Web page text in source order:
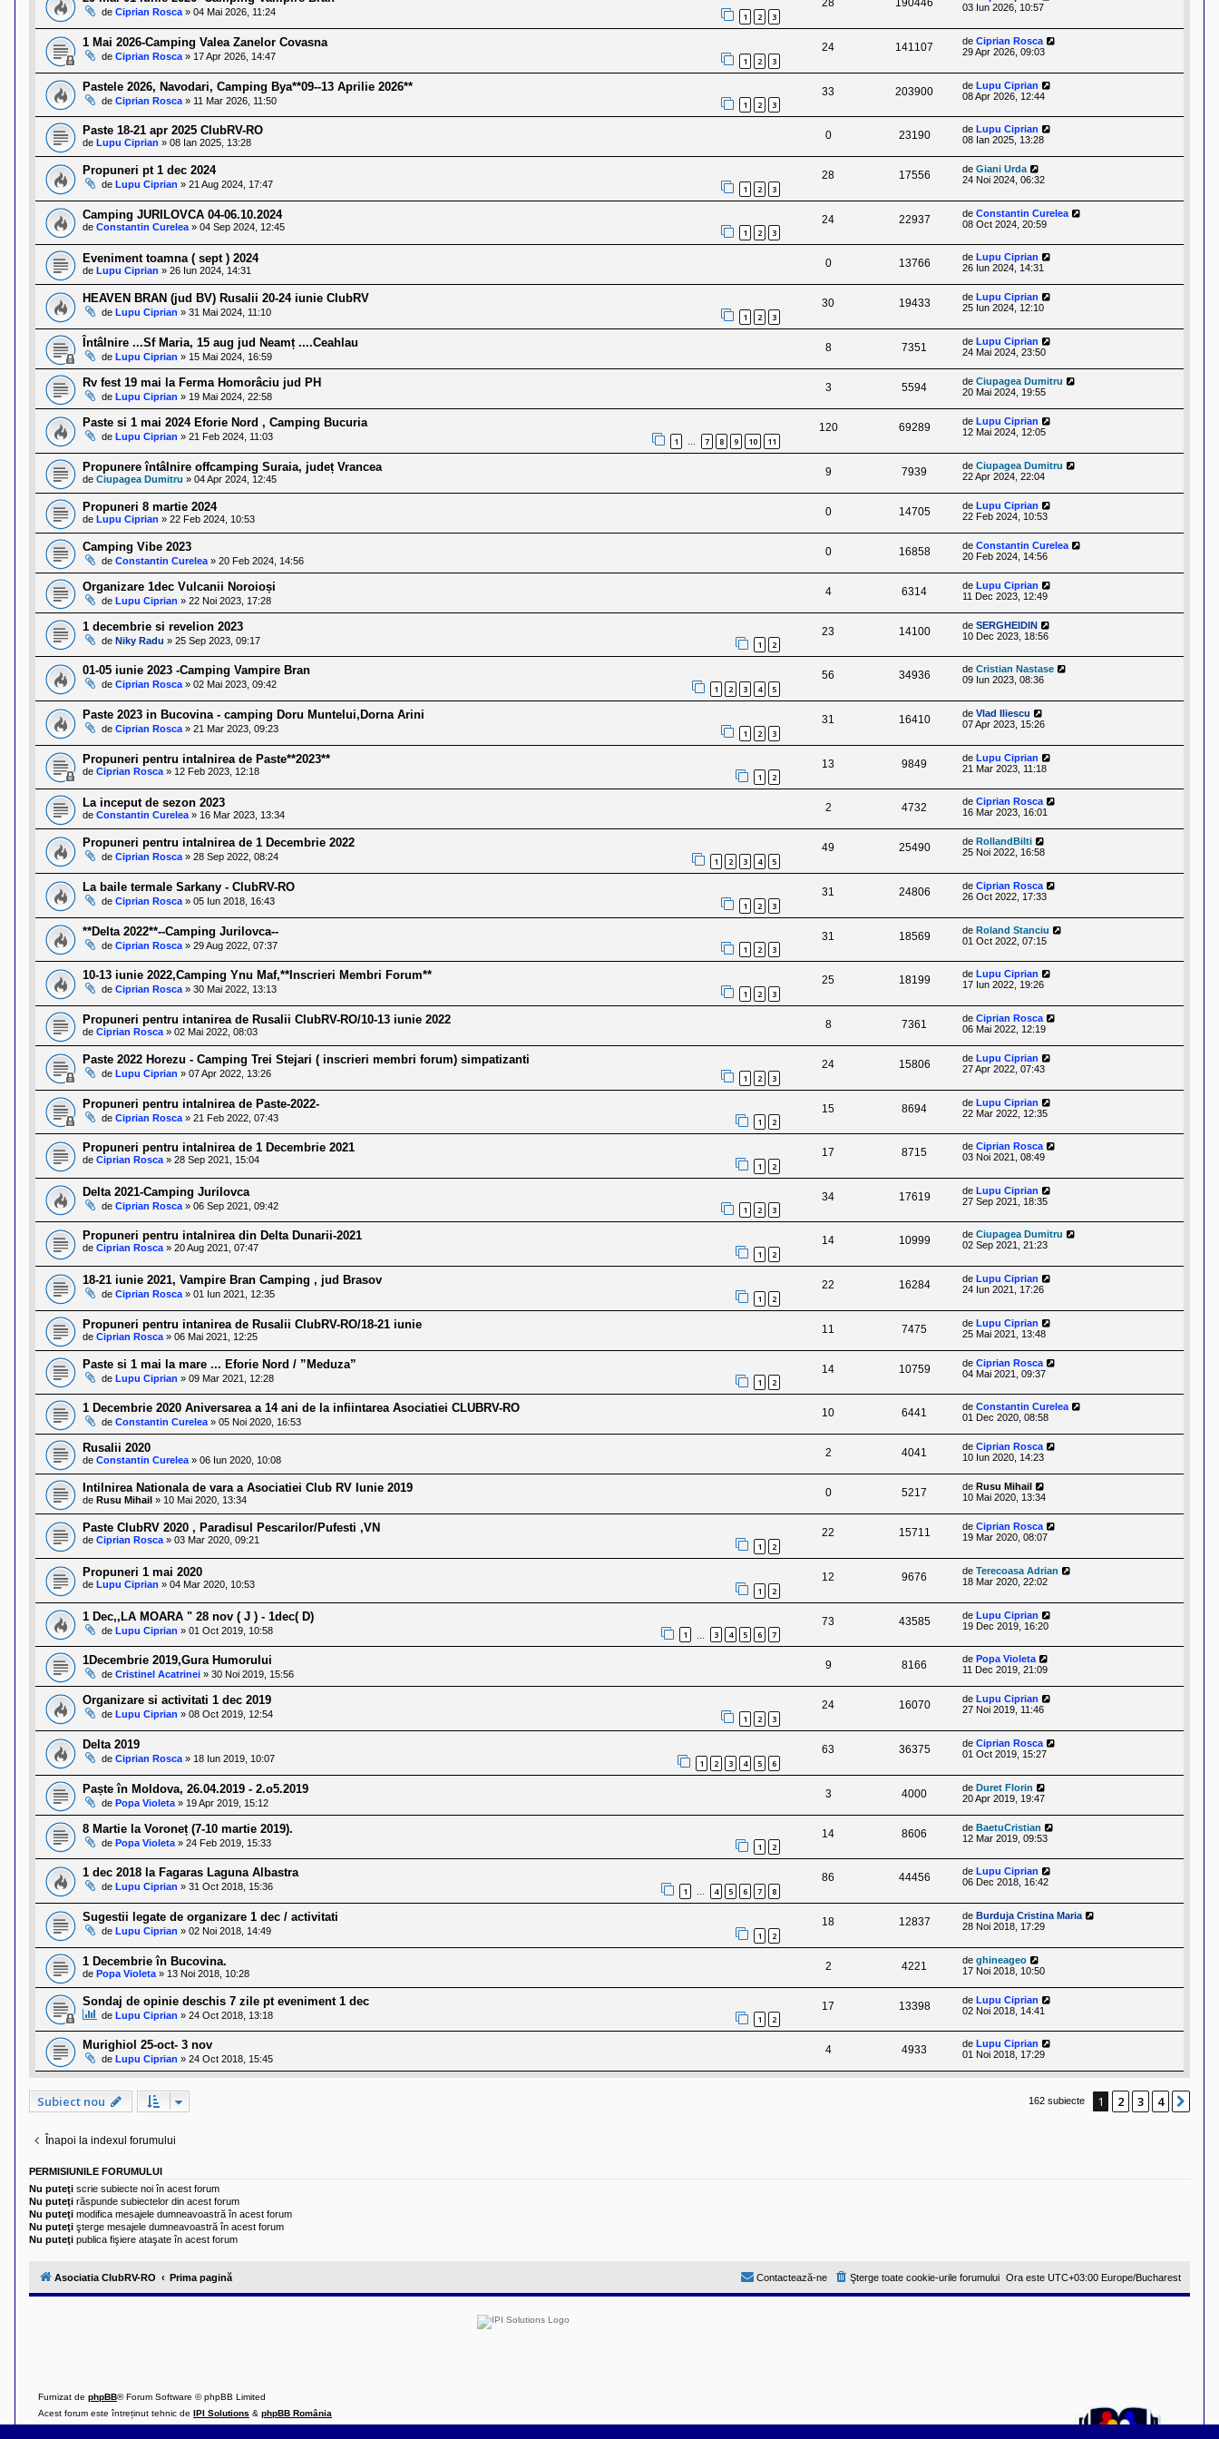
de Ciprian Rosca » 04 Mai 2026, 11:24 1 2 3
28 190446
03 Iun 2026, 10:57
1 Mai 2026-Camping Valea Zanelor Covasna
de Ciprian Rosca » 17 Apr 2026, 14:47 1 2 3
24 141107 de Ciprian Rosca
29 Apr 2026, 09:03
Pastele 2026, Navodari, Camping Bya**09--13 Aprilie 2026**
de Ciprian Rosca » 11 Mar 2026, 11:50 1 2 3
33 203900 de Lupu Ciprian
08 Apr 2026, 12:44
Paste 18-21 apr 2025 ClubRV-RO
de Lupu Ciprian » 08 Ian 2025, 13:28
0 23190 de Lupu Ciprian
08 Ian 2025, 13:28
Propuneri pt 1 dec 2024
de Lupu Ciprian » 21 Aug 2024, 17:47 1 2 3
28 17556 de Giani Urda
24 Noi 2024, 06:32
Camping JURILOVCA 04-06.10.2024
de Constantin Curelea » 04 Sep 2024, 12:45
1 2 3
24 22937 de Constantin Curelea
08 Oct 2024, 20:59
Eveniment toamna ( sept ) 2024
de Lupu Ciprian » 26 Iun 2024, 14:31
0 13766 de Lupu Ciprian
26 Iun 2024, 14:31
HEAVEN BRAN (jud BV) Rusalii 20-24 iunie ClubRV
de Lupu Ciprian » 31 Mai 2024, 11:10 1 2 3
30 19433 de Lupu Ciprian
25 Iun 2024, 12:10
Întâlnire ...Sf Maria, 15 aug jud Neamț ....Ceahlau
de Lupu Ciprian » 15 Mai 2024, 16:59
8 7351 de Lupu Ciprian
24 Mai 2024, 23:50
Rv fest 19 mai la Ferma Homorâciu jud PH
de Lupu Ciprian » 19 Mai 2024, 22:58
3 5594 de Ciupagea Dumitru
20 Mai 2024, 19:55
Paste si 1 mai 2024 Eforie Nord , Camping Bucuria
de Lupu Ciprian » 21 Feb 2024, 11:03 1 … 7 8 9 10 11
120 69289 de Lupu Ciprian
12 Mai 2024, 12:05
Propunere întâlnire offcamping Suraia, județ Vrancea
de Ciupagea Dumitru » 04 Apr 2024, 12:45
9 7939 de Ciupagea Dumitru
22 Apr 2024, 22:04
Propuneri 8 martie 2024
de Lupu Ciprian » 22 Feb 2024, 10:53
0 14705 de Lupu Ciprian
22 Feb 2024, 10:53
Camping Vibe 2023
de Constantin Curelea » 20 Feb 2024, 14:56
0 16858 de Constantin Curelea
20 Feb 2024, 14:56
Organizare 1dec Vulcanii Noroioși
de Lupu Ciprian » 22 Noi 2023, 17:28
4 6314 de Lupu Ciprian
11 Dec 2023, 12:49
1 decembrie si revelion 2023
de Niky Radu » 25 Sep 2023, 09:17 1 2
23 14100 de SERGHEIDIN
10 Dec 2023, 18:56
01-05 iunie 2023 -Camping Vampire Bran
de Ciprian Rosca» 02 Mai 2023, 09:42 1 2 3 4 5
56 34936 de Cristian Nastase
09 Iun 2023, 08:36
Paste 2023 in Bucovina - camping Doru Muntelui,Dorna Arini
de Ciprian Rosca » 21 Mar 2023, 09:23 1 2 3
31 16410 de Vlad Iliescu
07 Apr 2023, 15:26
Propuneri pentru intalnirea de Paste**2023**
de Ciprian Rosca » 12 Feb 2023, 12:18
1 2
13 9849 de Lupu Ciprian
21 Mar 2023, 11:18
La inceput de sezon 2023
de Constantin Curelea » 16 Mar 2023, 13:34
2 4732 de Ciprian Rosca
16 Mar 2023, 16:01
Propuneri pentru intalnirea de 1 Decembrie 2022
de Ciprian Rosca » 28 Sep 2022, 08:24 1 2 3 4 5
49 25490 de RollandBilti
25 Noi 2022, 16:58
La baile termale Sarkany - ClubRV-RO
de Ciprian Rosca » 05 Iun 2018, 16:43 1 2 3
31 24806 de Ciprian Rosca
26 Oct 2022, 17:33
**Delta 2022**--Camping Jurilovca--
de Ciprian Rosca » 29 Aug 2022, 07:37 1 2 3
31 18569 de Roland Stanciu
01 Oct 2022, 07:15
10-13 iunie 2022,Camping Ynu Maf,**Inscrieri Membri Forum**
de Ciprian Rosca » 30 Mai 2022, 13:13 1 2 3
25 18199 de Lupu Ciprian
17 Iun 2022, 19:26
Propuneri pentru intanirea de Rusalii ClubRV-RO/10-13 iunie 2022
de Ciprian Rosca » 02 Mai 2022, 08:03
8 7361 de Ciprian Rosca
06 Mai 2022, 12:19
Paste 2022 Horezu - Camping Trei Stejari ( inscrieri membri forum) simpatizanti
de Lupu Ciprian » 07 Apr 2022, 13:26 1 2 3
24 15806 de Lupu Ciprian
27 Apr 2022, 07:43
Propuneri pentru intalnirea de Paste-2022-
de Ciprian Rosca » 21 Feb 2022, 07:43 1 2
15 8694 de Lupu Ciprian
22 Mar 2022, 12:35
Propuneri pentru intalnirea de 1 Decembrie 2021
de Ciprian Rosca » 28 Sep 2021, 15:04
1 2
17 8715 de Ciprian Rosca
03 Noi 2021, 08:49
Delta 2021-Camping Jurilovca
de Ciprian Rosca » 06 Sep 2021, 09:42 1 2 3
34 17619 de Lupu Ciprian
27 Sep 2021, 18:35
Propuneri pentru intalnirea din Delta Dunarii-2021
de Ciprian Rosca» 20 Aug 2021, 07:47
1 2
14 10999 de Ciupagea Dumitru
02 Sep 2021, 21:23
18-21 iunie 2021, Vampire Bran Camping , jud Brasov
de Ciprian Rosca » 01 Iun 2021, 12:35 1 2
22 16284 de Lupu Ciprian
24 Iun 2021, 17:26
Propuneri pentru intanirea de Rusalii ClubRV-RO/18-21 iunie
de Ciprian Rosca » 06 Mai 2021, 12:25
11 7475 de Lupu Ciprian
25 Mai 2021, 13:48
Paste si 1 mai la mare ... Eforie Nord / ”Meduza”
de Lupu Ciprian » 09 Mar 2021, 12:28 1 2
14 10759 de Ciprian Rosca
04 Mai 2021, 09:37
1 Decembrie 2020 Aniversarea a 14 ani de la infiintarea Asociatiei CLUBRV-RO
de Constantin Curelea » 05 Noi 2020, 16:53
10 6441 de Constantin Curelea
01 Dec 2020, 08:58
Rusalii 2020
de Constantin Curelea » 06 Iun 2020, 10:08
2 4041 de Ciprian Rosca
10 Iun 2020, 14:23
Intilnirea Nationala de vara a Asociatiei Club RV Iunie 2019
de Rusu Mihail » 10 Mai 2020, 13:34
0 5217 de Rusu Mihail
10 Mai 2020, 13:34
Paste ClubRV 2020 , Paradisul Pescarilor/Pufesti ,VN
de Ciprian Rosca » 03 Mar 2020, 09:21
1 2
22 15711 de Ciprian Rosca
19 Mar 2020, 08:07
Propuneri 1 mai 2020
de Lupu Ciprian » 04 Mar 2020, 10:53
1 2
12 9676 de Terecoasa Adrian
18 Mar 2020, 22:02
1 Dec,,LA MOARA " 28 nov ( J ) - 1dec( D)
de Lupu Ciprian » 01 Oct 2019, 10:58 1 3 4 5 6 7
73 43585 de Lupu Ciprian
19 Dec 2019, 16:20
1Decembrie 2019,Gura Humorului
de Cristinel Acatrinei » 30 Noi 2019, 15:56
9 8166 de Popa Violeta
11 Dec 2019, 21:09
Organizare si activitati 1 dec 2019
de Lupu Ciprian » 08 Oct 2019, 12:54 1 2 3
24 16070 de Lupu Ciprian
27 Noi 2019, 11:46
Delta 2019
de Ciprian Rosca » 18 Iun 2019, 10:07 1 2 3 4 5 6
63 36375 de Ciprian Rosca
01 Oct 2019, 15:27
Paște în Moldova, 26.04.2019 - 2.o5.2019
de Popa Violeta » 19 Apr 2019, 15:12
3 4000 de Duret Florin
20 Apr 2019, 19:47
8 Martie la Voroneț (7-10 martie 2019).
de Popa Violeta » 24 Feb 2019, 15:33 1 2
14 8606 de BaetuCristian
12 Mar 2019, 09:53
1 dec 2018 la Fagaras Laguna Albastra
de Lupu Ciprian » 31 Oct 2018, 15:36 1 … 4 5 6 7 8
86 44456 de Lupu Ciprian
06 Dec 2018, 16:42
Sugestii legate de organizare 1 dec / activitati
de Lupu Ciprian » 02 Noi 2018, 14:49 1 2
18 12837 de Burduja Cristina Maria
28 Noi 2018, 17:29
1 Decembrie în Bucovina.
de Popa Violeta » 13 Noi 2018, 10:28
2 4221 de ghineageo
17 Noi 2018, 10:50
Sondaj de opinie deschis 7 zile pt eveniment 1 dec
de Lupu Ciprian » 24 Oct 2018, 13:18 1 2
17 13398 de Lupu Ciprian
02 Noi 2018, 14:41
Murighiol 25-oct- 3 nov
de Lupu Ciprian » 24 Oct 2018, 15:45
4 4933 de Lupu Ciprian
01 Noi 2018, 17:29
Subiect nou 162 subiecte 1 2 3 4
Înapoi la indexul forumului
PERMISIUNILE FORUMULUI
Nu puteţi scrie subiecte noi în acest forum
Nu puteţi răspunde subiectelor din acest forum
Nu puteţi modifica mesajele dumneavoastră în acest forum
Nu puteţi şterge mesajele dumneavoastră în acest forum
Nu puteţi publica fişiere ataşate în acest forum
Asociatia ClubRV-RO Prima pagină Ora este UTC+03:00 Europe/Bucharest
Şterge toate cookie-urile forumului
Contactează-ne
Furnizat de phpBB® Forum Software © phpBB Limited
Acest forum este întreținut tehnic de IPI Solutions & phpBB România